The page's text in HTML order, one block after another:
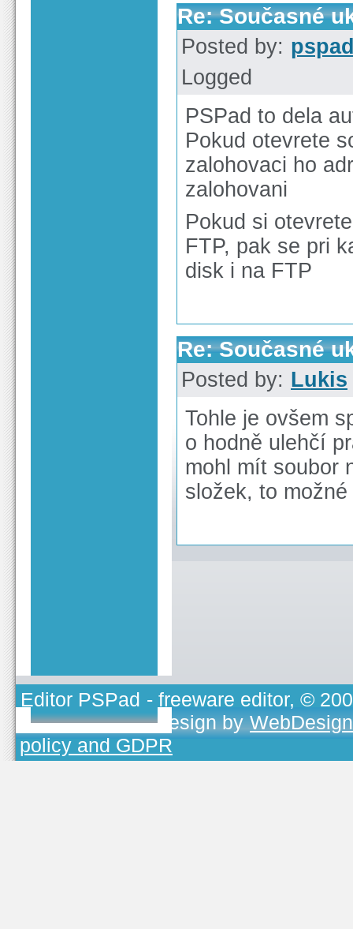
Re: Současné
Posted by:
Logged
PSPad to dela
Pokud otevrete
zalohovaci ho
zalohovani
Pokud si
FTP, pak se pri
disk i na FTP
Re: Současné
Posted by: Lukis
Tohle je ovšem
o hodně ulehčí
mohl mít soubor
složek, to
Editor PSPad - freeware editor, ©
TOJEONO.CZ, design by
policy and GDPR